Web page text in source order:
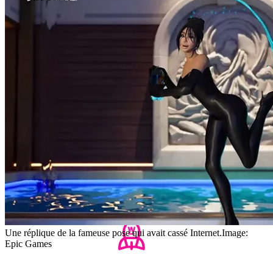
Une réplique de la fameuse pose qui avait cassé Internet.Image:
Epic Games